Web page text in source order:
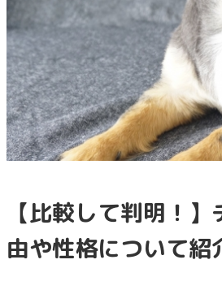
【比較して判明！
由や性格について紹